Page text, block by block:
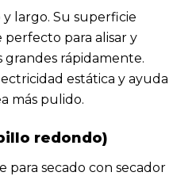
largo. Su superficie
perfecto para alisar y
grandes rápidamente.
estática y ayuda
más pulido.
redondo)
para secado con secador